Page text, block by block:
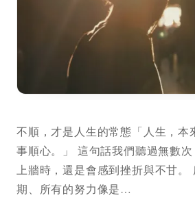
不順，才是人生的常態「人生，本
事順心。」 這句話我們聽過無數
上牆時，還是會感到挫折與不甘
期、所有的努力像是…